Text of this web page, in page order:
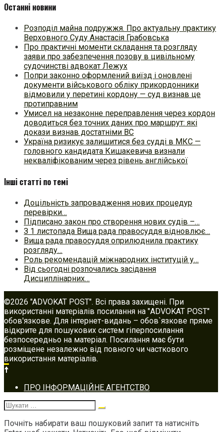
Останні новини
Розподіл майна подружжя. Про актуальну практику
Верховного Суду Анастасія Грабовська
Про практичні моменти складання та розгляду
заяви про забезпечення позову в цивільному
судочинстві адвокат Лежух
Попри законно оформлений виїзд і оновлені
документи військового обліку прикордонники
відмовили у перетині кордону — суд визнав це
протиправним
Умисел на незаконне переправлення через кордон
доводиться без точних даних про маршрут: які
докази визнав достатніми ВС
Україна ризикує залишитися без судді в МКС —
головного кандидата Кишакевича визнали
некваліфікованим через рівень англійської
Інші статті по темі
Доцільність запровадження нових процедур
перевірки…
Підписано закон про створення нових судів –…
З 1 листопада Вища рада правосуддя відновлює…
Вища рада правосуддя оприлюднила практику
розгляду…
Роль рекомендацій міжнародних інституцій у…
Від сьогодні розпочались засідання
Дисциплінарних…
©2026 "ADVOKAT POST". Всі права захищені. При
використанні матеріалів посилання на "ADVOKAT POST"
обов'язкове. Для інтернет-видань – обов`язкове пряме
відкрите для пошукових систем гіперпосилання
безпосередньо на матеріал. Посилання має бути
розміщене незалежно від повного чи часткового
використання матеріалів.
Footer
navigation
ПРО ІНФОРМАЦІЙНЕ АГЕНТСТВО
Шукати:
Почніть набирати ваш пошуковий запит та натисніть